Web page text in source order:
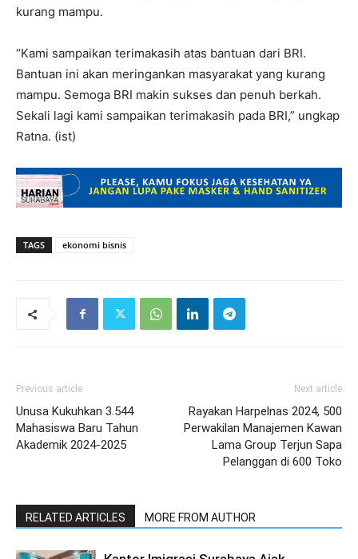
kurang mampu.
“Kami sampaikan terimakasih atas bantuan dari BRI.
Bantuan ini akan meringankan masyarakat yang kurang
mampu. Semoga BRI makin sukses dan penuh berkah.
Sekali lagi kami sampaikan terimakasih pada BRI,” ungkap
Ratna. (ist)
TAGS ekonomi bisnis
Previous article
Unusa Kukuhkan 3.544
Mahasiswa Baru Tahun
Akademik 2024-2025
Next article
Rayakan Harpelnas 2024, 500
Perwakilan Manajemen Kawan
Lama Group Terjun Sapa
Pelanggan di 600 Toko
RELATED ARTICLES MORE FROM AUTHOR